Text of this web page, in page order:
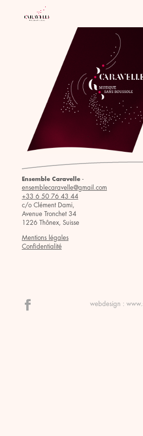
Ensemble Caravelle-
ensemblecaravelle@gmail.com
+33 6 50 76 43 44
c/o Clément Dami,
Avenue Tronchet 34
1226 Thônex, Suisse
Mentions légales
Confidentialité
webdesign :